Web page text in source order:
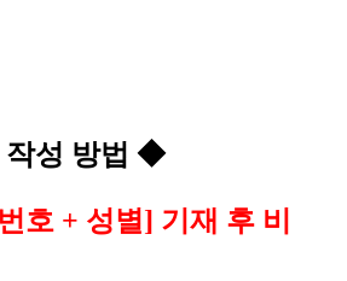
성 방법 ◆
호 + 성별] 기재 후 비